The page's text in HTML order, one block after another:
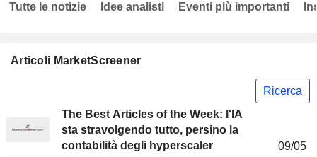
Articoli MarketScreener
Ricerca
The Best Articles of the Week: l'IA
sta stravolgendo tutto, persino la
contabilità degli hyperscaler
09/05
Tutte le notizie Idee analisti Eventi più importanti